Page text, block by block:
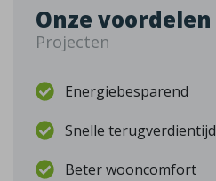
Onze voordelen
Projecten
Energiebesparend
Snelle terugverdientijd
Beter wooncomfort